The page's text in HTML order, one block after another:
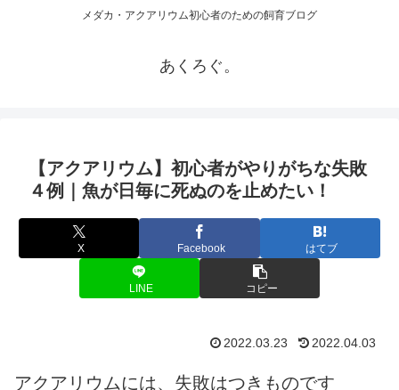
メダカ・アクアリウム初心者のための飼育ブログ
あくろぐ。
【アクアリウム】初心者がやりがちな失敗
４例｜魚が日毎に死ぬのを止めたい！
X Facebook はてブ
LINE コピー
2022.03.23 2022.04.03
アクアリウムには、失敗はつきものです